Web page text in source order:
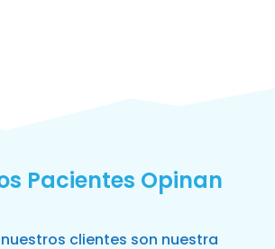
Pacientes Opinan
nuestros clientes son nuestra